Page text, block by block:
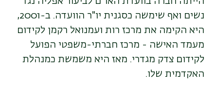
נשים ואף שימשה כסגנית יו"ר הוועדה. ב-2001,
היא הקימה את מרכז רות ועמנואל רקמן לקידום
מעמד האישה - מרכז חברתי-משפטי הפועל
לקידום צדק מגדרי. מאז היא משמשת כמנהלת
האקדמית שלו.